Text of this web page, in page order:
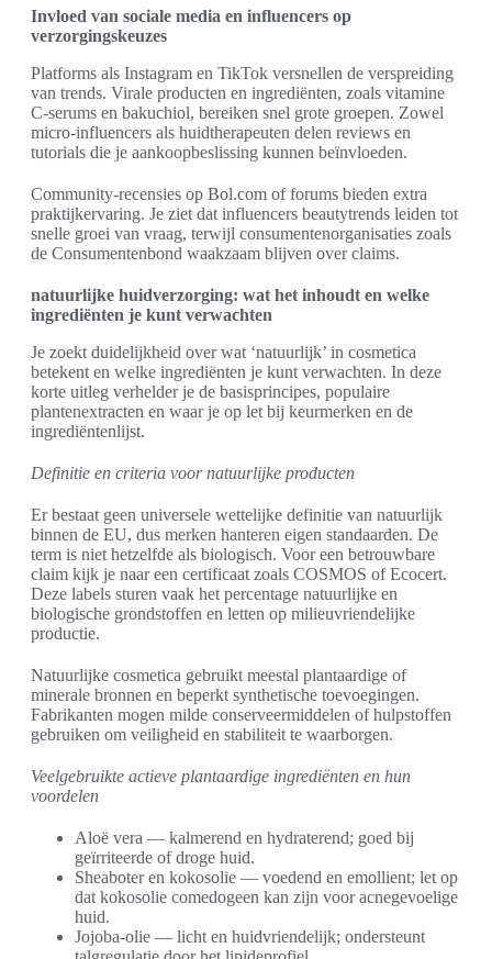
Invloed van sociale media en influencers op
verzorgingskeuzes
Platforms als Instagram en TikTok versnellen de verspreiding
van trends. Virale producten en ingrediënten, zoals vitamine
C-serums en bakuchiol, bereiken snel grote groepen. Zowel
micro-influencers als huidtherapeuten delen reviews en
tutorials die je aankoopbeslissing kunnen beïnvloeden.
Community-recensies op Bol.com of forums bieden extra
praktijkervaring. Je ziet dat influencers beautytrends leiden tot
snelle groei van vraag, terwijl consumentenorganisaties zoals
de Consumentenbond waakzaam blijven over claims.
natuurlijke huidverzorging: wat het inhoudt en welke
ingrediënten je kunt verwachten
Je zoekt duidelijkheid over wat ‘natuurlijk’ in cosmetica
betekent en welke ingrediënten je kunt verwachten. In deze
korte uitleg verhelder je de basisprincipes, populaire
plantenextracten en waar je op let bij keurmerken en de
ingrediëntenlijst.
Definitie en criteria voor natuurlijke producten
Er bestaat geen universele wettelijke definitie van natuurlijk
binnen de EU, dus merken hanteren eigen standaarden. De
term is niet hetzelfde als biologisch. Voor een betrouwbare
claim kijk je naar een certificaat zoals COSMOS of Ecocert.
Deze labels sturen vaak het percentage natuurlijke en
biologische grondstoffen en letten op milieuvriendelijke
productie.
Natuurlijke cosmetica gebruikt meestal plantaardige of
minerale bronnen en beperkt synthetische toevoegingen.
Fabrikanten mogen milde conserveermiddelen of hulpstoffen
gebruiken om veiligheid en stabiliteit te waarborgen.
Veelgebruikte actieve plantaardige ingrediënten en hun
voordelen
Aloë vera — kalmerend en hydraterend; goed bij
geïrriteerde of droge huid.
Sheaboter en kokosolie — voedend en emollient; let op
dat kokosolie comedogeen kan zijn voor acnegevoelige
huid.
Jojoba-olie — licht en huidvriendelijk; ondersteunt